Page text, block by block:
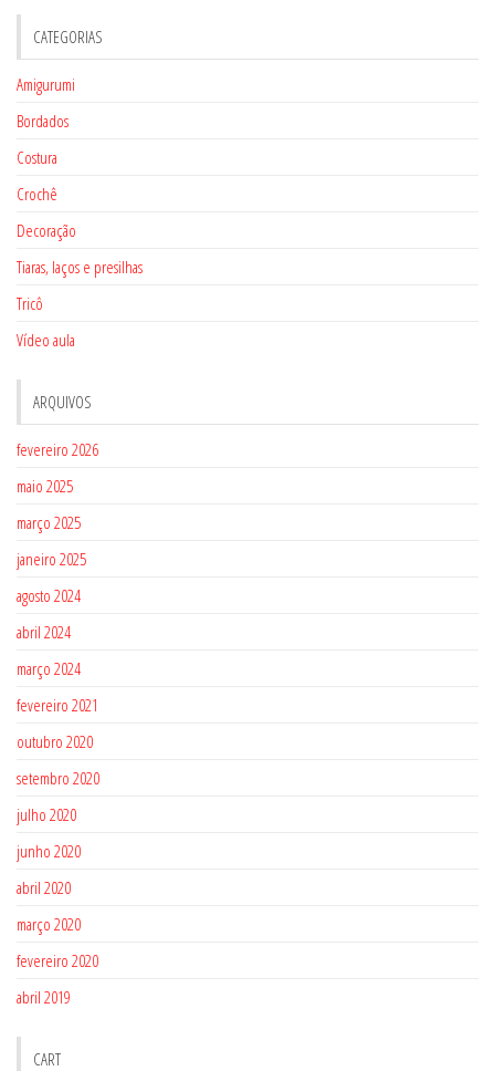
CATEGORIAS
Amigurumi
Bordados
Costura
Crochê
Decoração
Tiaras, laços e presilhas
Tricô
Vídeo aula
ARQUIVOS
fevereiro 2026
maio 2025
março 2025
janeiro 2025
agosto 2024
abril 2024
março 2024
fevereiro 2021
outubro 2020
setembro 2020
julho 2020
junho 2020
abril 2020
março 2020
fevereiro 2020
abril 2019
CART